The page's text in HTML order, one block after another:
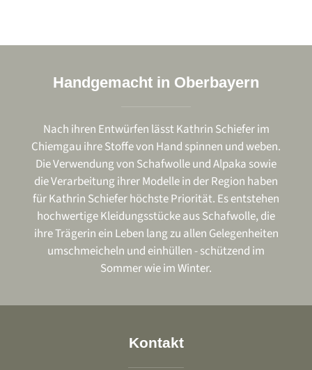
Handgemacht in Oberbayern
Nach ihren Entwürfen lässt Kathrin Schiefer im
Chiemgau ihre Stoffe von Hand spinnen und weben.
Die Verwendung von Schafwolle und Alpaka sowie
die Verarbeitung ihrer Modelle in der Region haben
für Kathrin Schiefer höchste Priorität. Es entstehen
hochwertige Kleidungsstücke aus Schafwolle, die
ihre Trägerin ein Leben lang zu allen Gelegenheiten
umschmeicheln und einhüllen - schützend im
Sommer wie im Winter.
Kontakt